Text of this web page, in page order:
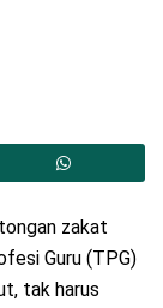
zakat
Guru (TPG)
tak harus